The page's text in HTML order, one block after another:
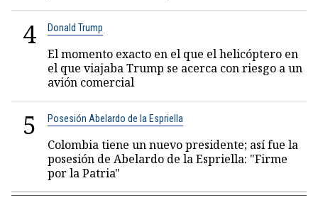
4 Donald Trump
El momento exacto en el que el helicóptero en
el que viajaba Trump se acerca con riesgo a un
avión comercial
5 Posesión Abelardo de la Espriella
Colombia tiene un nuevo presidente; así fue la
posesión de Abelardo de la Espriella: "Firme
por la Patria"